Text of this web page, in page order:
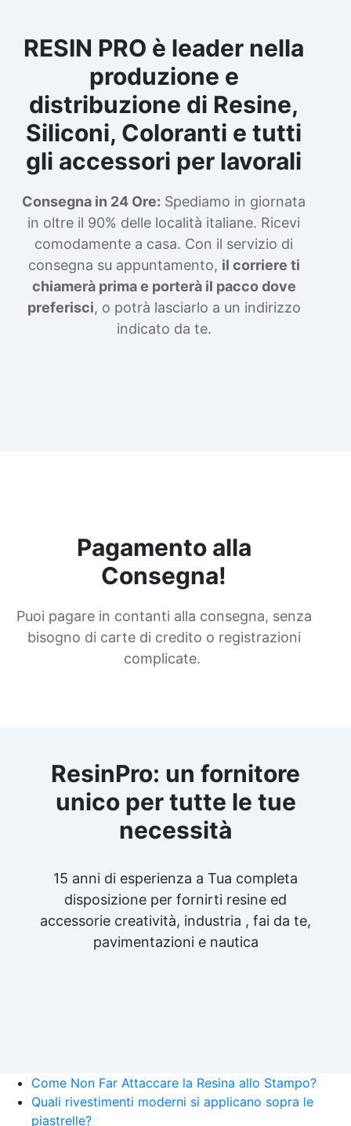
RESIN PRO è leader nella
produzione e
distribuzione di Resine,
Siliconi, Coloranti e tutti
gli accessori per lavorali
Consegna in 24 Ore: Spediamo in giornata
in oltre il 90% delle località italiane. Ricevi
comodamente a casa. Con il servizio di
consegna su appuntamento, il corriere ti
chiamerà prima e porterà il pacco dove
preferisci, o potrà lasciarlo a un indirizzo
indicato da te.
Pagamento alla
Consegna!
Puoi pagare in contanti alla consegna, senza
bisogno di carte di credito o registrazioni
complicate.
ResinPro: un fornitore
unico per tutte le tue
necessità
15 anni di esperienza a Tua completa
disposizione per fornirti resine ed
accessorie creatività, industria , fai da te,
pavimentazioni e nautica
Come Non Far Attaccare la Resina allo Stampo?
Quali rivestimenti moderni si applicano sopra le
piastrelle?